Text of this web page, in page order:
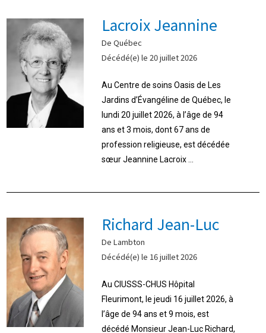
Lacroix Jeannine
De Québec
Décédé(e) le 20 juillet 2026
Au Centre de soins Oasis de Les
Jardins d’Évangéline de Québec, le
lundi 20 juillet 2026, à l’âge de 94
ans et 3 mois, dont 67 ans de
profession religieuse, est décédée
sœur Jeannine Lacroix ...
Richard Jean-Luc
De Lambton
Décédé(e) le 16 juillet 2026
Au CIUSSS-CHUS Hôpital
Fleurimont, le jeudi 16 juillet 2026, à
l’âge de 94 ans et 9 mois, est
décédé Monsieur Jean-Luc Richard,